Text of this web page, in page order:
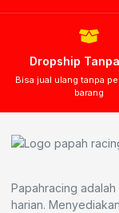
Dropship
Bisa jual ulang tanpa
barang
Papahracing
harian.